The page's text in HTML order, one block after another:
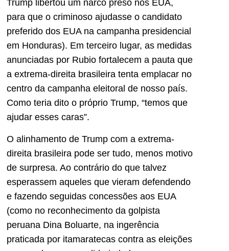
Trump libertou um narco preso nos EUA,
para que o criminoso ajudasse o candidato
preferido dos EUA na campanha presidencial
em Honduras). Em terceiro lugar, as medidas
anunciadas por Rubio fortalecem a pauta que
a extrema-direita brasileira tenta emplacar no
centro da campanha eleitoral de nosso país.
Como teria dito o próprio Trump, “temos que
ajudar esses caras”.
O alinhamento de Trump com a extrema-
direita brasileira pode ser tudo, menos motivo
de surpresa. Ao contrário do que talvez
esperassem aqueles que vieram defendendo
e fazendo seguidas concessões aos EUA
(como no reconhecimento da golpista
peruana Dina Boluarte, na ingerência
praticada por itamaratecas contra as eleições